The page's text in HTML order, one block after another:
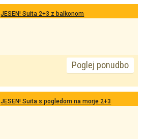
JESEN! Suita 2+3 z balkonom
Poglej ponudbo
JESEN! Suita s pogledom na morje 2+3